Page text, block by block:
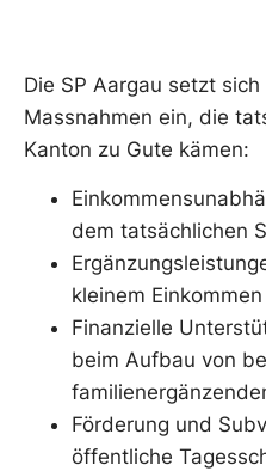
Die SP Aargau setzt
Massnahmen ein, die
Kanton zu Gute kämen:
dem tatsächlichen
kleinem Einkommen
Finanzielle
beim Aufbau von
Förderung und
öffentliche